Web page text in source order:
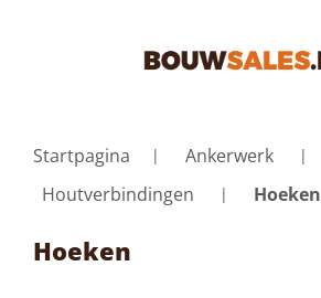
Startpagina
Ankerwerk
Houtverbindingen
Hoeken
Hoeken